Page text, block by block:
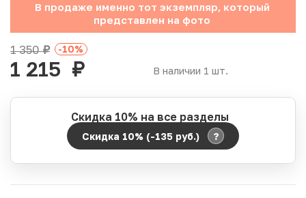
В продаже именно тот экземпляр, который
представлен на фото
В наличии 1 шт.
1 350руб. -10%
1 215 руб.
Скидка 10% на все разделы
Скидка 10% (-135 руб.) ?
Период действия акции: